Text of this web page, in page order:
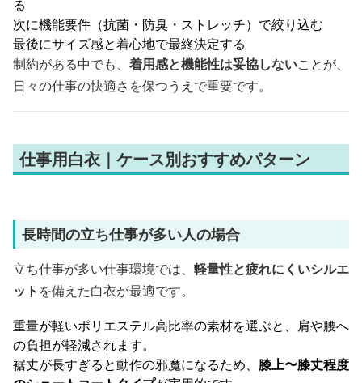
る
次に機能要件（抗菌・防臭・ストレッチ）で絞り込む
最後にサイズ感と着心地で最終決定する
制約がある中でも、 着用感と機能性は妥協しないことが、
日々の仕事の快適さを保つうえで重要です。
仕事用白衣｜ケース別おすすめパターン
長時間の立ち仕事が多い人の場合
立ち仕事が多い仕事環境では、 軽量性と疲れにくいシルエ
ット を備えた白衣が最適です。
重量が軽いポリエステル高比率の素材を選ぶと、肩や腰へ
の負担が軽減されます。
裾丈が長すぎると動作の邪魔になるため、 膝上〜膝丈程度